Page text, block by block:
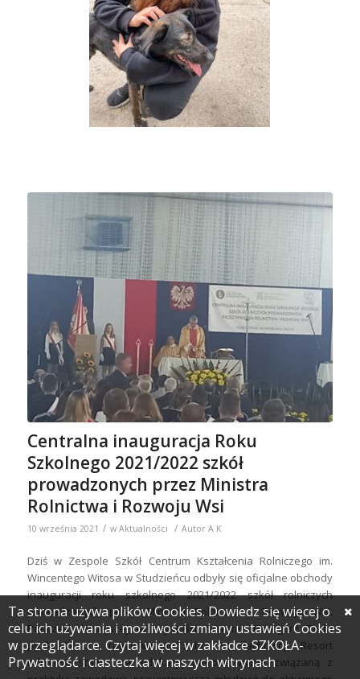
Centralna inauguracja Roku
Szkolnego 2021/2022 szkół
prowadzonych przez Ministra
Rolnictwa i Rozwoju Wsi
10 września 2021 / w Aktualności / Autor A K
Dziś w Zespole Szkół Centrum Kształcenia Rolniczego im.
Wincentego Witosa w Studzieńcu odbyły się oficjalne obchody
inauguracji roku szkolnego 2021/2022 szkół rolniczych
prowadzonych przez Ministra Rolnictwa i Rozwoju Wsi.
Podczas dzisiejszej uroczystości minister Grzegorz Puda
podkreślił, że rolnictwu potrzebni są fachowcy. Resort
rolnictwa stawia na edukację nierozerwalnie związaną z
Ta strona używa plików Cookies. Dowiedz się więcej o
celu ich używania i możliwości zmiany ustawień Cookies
w przeglądarce. Czytaj więcej w zakładce SZKOŁA-
Prywatność i ciasteczka w naszych witrynach